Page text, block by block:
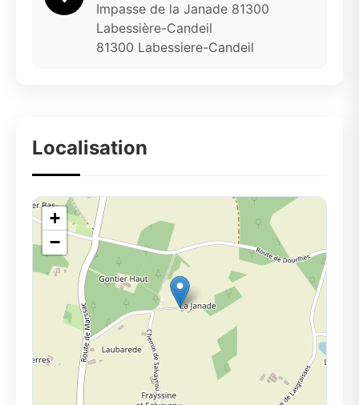
Impasse de la Janade 81300
Labessière-Candeil
81300 Labessiere-Candeil
Localisation
+
−